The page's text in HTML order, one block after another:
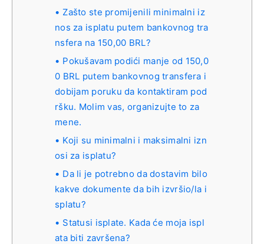
Zašto ste promijenili minimalni iz
nos za isplatu putem bankovnog tra
nsfera na 150,00 BRL?
Pokušavam podići manje od 150,0
0 BRL putem bankovnog transfera i
dobijam poruku da kontaktiram pod
ršku. Molim vas, organizujte to za
mene.
Koji su minimalni i maksimalni izn
osi za isplatu?
Da li je potrebno da dostavim bilo
kakve dokumente da bih izvršio/la i
splatu?
Statusi isplate. Kada će moja ispl
ata biti završena?